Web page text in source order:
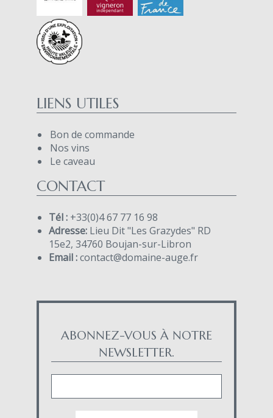
LIENS UTILES
Bon de commande
Nos vins
Le caveau
CONTACT
Tél : +33(0)4 67 77 16 98
Adresse: Lieu Dit "Les Grazydes" RD
15e2, 34760 Boujan-sur-Libron
Email :contact@domaine-auge.fr
ABONNEZ-VOUS À NOTRE
NEWSLETTER.